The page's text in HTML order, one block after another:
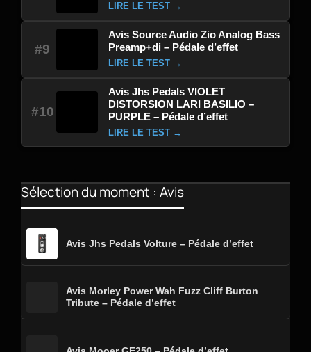
LIRE LE TEST →
#9
Avis Source Audio Zio Analog Bass
Preamp+di – Pédale d’effet
LIRE LE TEST →
#10
Avis Jhs Pedals VIOLET
DISTORSION LARI BASILIO –
PURPLE – Pédale d’effet
LIRE LE TEST →
Sélection du moment : Avis
Avis Jhs Pedals Volture – Pédale d’effet
Avis Morley Power Wah Fuzz Cliff Burton
Tribute – Pédale d’effet